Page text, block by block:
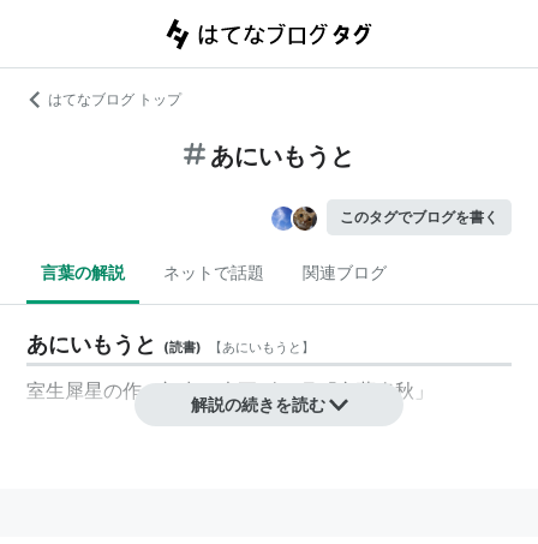
はてなブログ トップ
あにいもうと
このタグでブログを書く
言葉の解説 ネットで話題 関連ブログ
あにいもうと (読書) 【あにいもうと 】
室生犀星の作。初出：大正9年7月「文藝春秋」
解説の続きを読む